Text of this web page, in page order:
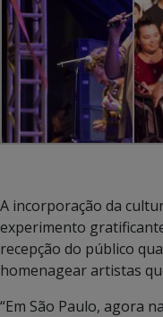
A incorporação da
experimento
recepção do público
homenagear artistas
“Em São Paulo, agora